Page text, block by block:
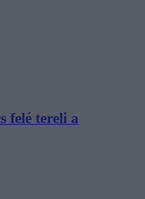
felé tereli a